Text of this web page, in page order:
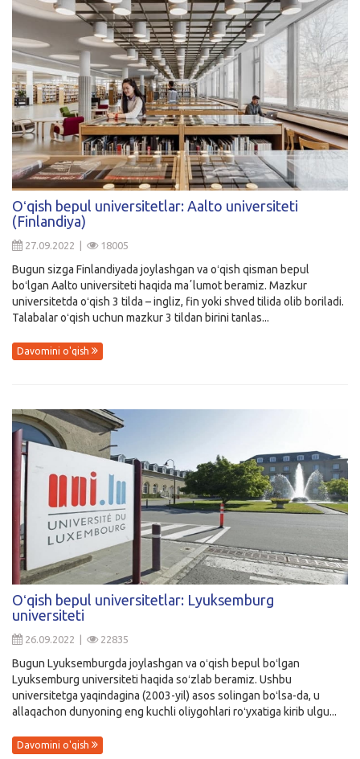
Oʻqish bepul universitetlar: Aalto universiteti
(Finlandiya)
27.09.2022 | 18005
Bugun sizga Finlandiyada joylashgan va oʻqish qisman bepul
boʻlgan Aalto universiteti haqida maʼlumot beramiz. Mazkur
universitetda oʻqish 3 tilda – ingliz, fin yoki shved tilida olib boriladi.
Talabalar oʻqish uchun mazkur 3 tildan birini tanlas...
Davomini o'qish
Oʻqish bepul universitetlar: Lyuksemburg
universiteti
26.09.2022 | 22835
Bugun Lyuksemburgda joylashgan va oʻqish bepul boʻlgan
Lyuksemburg universiteti haqida soʻzlab beramiz. Ushbu
universitetga yaqindagina (2003-yil) asos solingan boʻlsa-da, u
allaqachon dunyoning eng kuchli oliygohlari roʻyxatiga kirib ulgu...
Davomini o'qish